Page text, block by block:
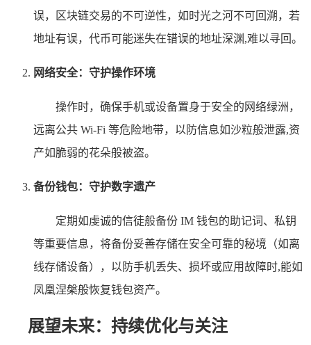
误，区块链交易的不可逆性，如时光之河不可回溯，若
地址有误，代币可能迷失在错误的地址深渊,难以寻回。
网络安全：守护操作环境
操作时，确保手机或设备置身于安全的网络绿洲，
远离公共 Wi-Fi 等危险地带，以防信息如沙粒般泄露,资
产如脆弱的花朵般被盗。
备份钱包：守护数字遗产
定期如虔诚的信徒般备份 IM 钱包的助记词、私钥
等重要信息，将备份妥善存储在安全可靠的秘境（如离
线存储设备），以防手机丢失、损坏或应用故障时,能如
凤凰涅槃般恢复钱包资产。
展望未来：持续优化与关注